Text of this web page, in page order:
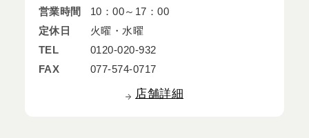
営業時間
10：00～17：00
定休日
火曜・水曜
TEL
0120-020-932
FAX
077-574-0717
店舗詳細